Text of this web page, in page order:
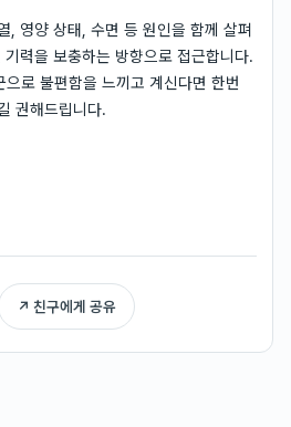
, 영양 상태, 수면 등 원인을 함께 살펴
력을 보충하는 방향으로 접근합니다.
로 불편함을 느끼고 계신다면 한번
권해드립니다.
↗ 친구에게 공유